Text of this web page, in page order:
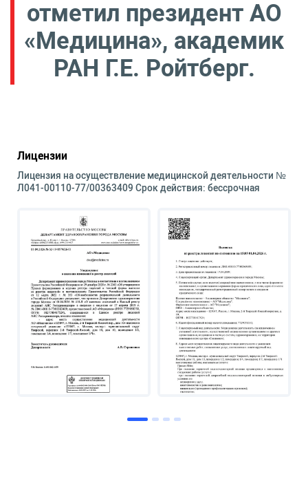
отметил президент АО
«Медицина», академик
РАН Г.Е. Ройтберг.
Лицензии
Лицензия на осуществление медицинской деятельности №
Л041-00110-77/00363409 Срок действия: бессрочная